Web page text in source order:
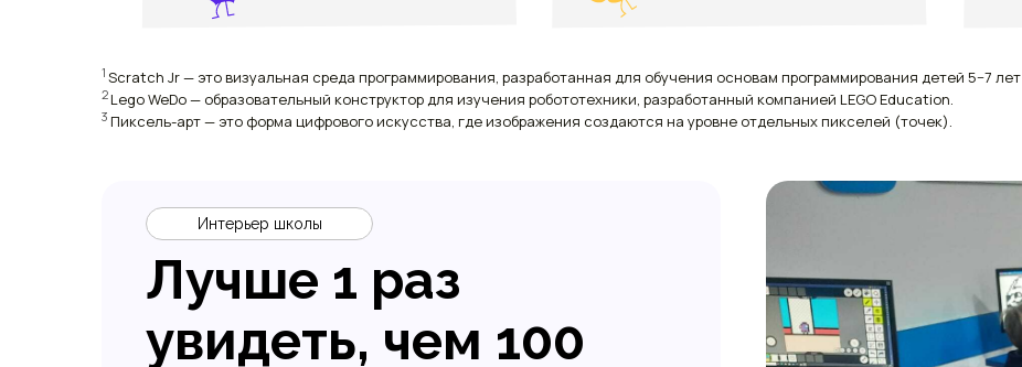
1 Scratch Jr — это визуальная среда программирования, разработанная для обучения основам программирования детей 5−7 лет
2 Lego WeDo — образовательный конструктор для изучения робототехники, разработанный компанией LEGO Education.
3 Пиксель-арт — это форма цифрового искусства, где изображения создаются на уровне отдельных пикселей (точек).
Лучше 1 раз
увидеть, чем 100
Интерьер школы